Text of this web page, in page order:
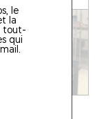
le
la
tout-
qui